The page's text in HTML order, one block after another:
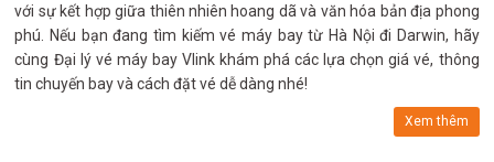
với sự kết hợp giữa thiên nhiên hoang dã và văn hóa bản địa phong
phú. Nếu bạn đang tìm kiếm vé máy bay từ Hà Nội đi Darwin, hãy
cùng Đại lý vé máy bay Vlink khám phá các lựa chọn giá vé, thông
tin chuyến bay và cách đặt vé dễ dàng nhé!
Xem thêm